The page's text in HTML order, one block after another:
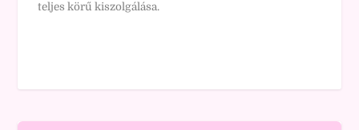
teljes körű kiszolgálása.